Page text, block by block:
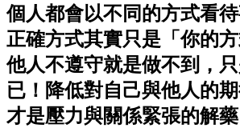
個人都會以不同的方式看
正確方式其實只是「你的
他人不遵守就是做不到，
已！降低對自己與他人的期
才是壓力與關係緊張的解藥